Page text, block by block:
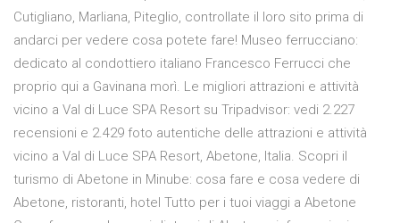
Cutigliano, Marliana, Piteglio, controllate il loro sito prima di
andarci per vedere cosa potete fare! Museo ferrucciano:
dedicato al condottiero italiano Francesco Ferrucci che
proprio qui a Gavinana morì. Le migliori attrazioni e attività
vicino a Val di Luce SPA Resort su Tripadvisor: vedi 2.227
recensioni e 2.429 foto autentiche delle attrazioni e attività
vicino a Val di Luce SPA Resort, Abetone, Italia. Scopri il
turismo di Abetone in Minube: cosa fare e cosa vedere di
Abetone, ristoranti, hotel Tutto per i tuoi viaggi a Abetone